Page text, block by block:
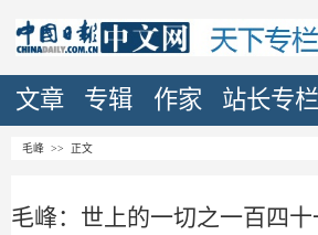
文章 专辑 作家 站长专栏
毛峰 >> 正文
毛峰：世上的一切之一百四